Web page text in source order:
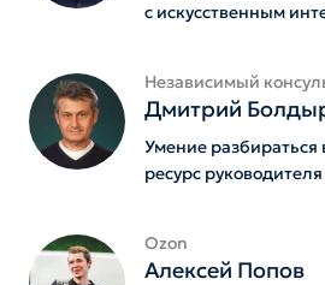
с искусственным
Независимый
Дмитрий
Умение
ресурс руководителя
Ozon
Алексей Попов